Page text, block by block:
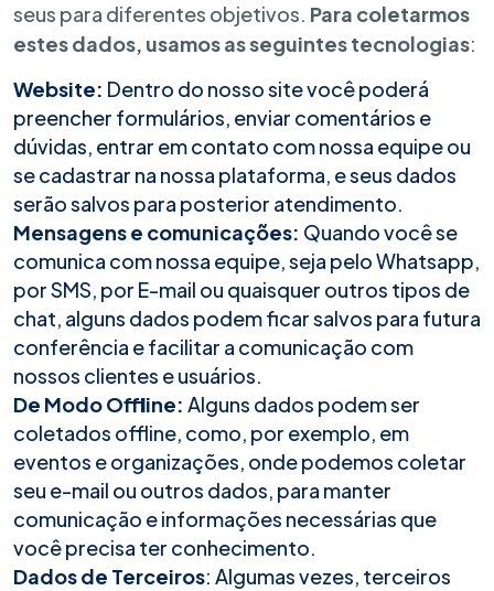
seus para diferentes objetivos. Para coletarmos
estes dados, usamos as seguintes tecnologias:
Website: Dentro do nosso site você poderá
preencher formulários, enviar comentários e
dúvidas, entrar em contato com nossa equipe ou
se cadastrar na nossa plataforma, e seus dados
serão salvos para posterior atendimento.
Mensagens e comunicações: Quando você se
comunica com nossa equipe, seja pelo Whatsapp,
por SMS, por E-mail ou quaisquer outros tipos de
chat, alguns dados podem ficar salvos para futura
conferência e facilitar a comunicação com
nossos clientes e usuários.
De Modo Offline: Alguns dados podem ser
coletados offline, como, por exemplo, em
eventos e organizações, onde podemos coletar
seu e-mail ou outros dados, para manter
comunicação e informações necessárias que
você precisa ter conhecimento.
Dados de Terceiros: Algumas vezes, terceiros